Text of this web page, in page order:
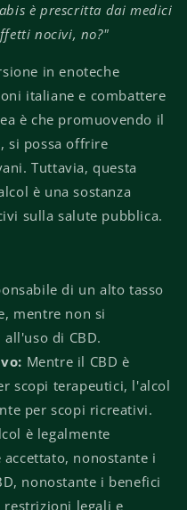
è prescritta dai medici
nocivi, no?"
in enoteche
italiane e combattere
è che promuovendo il
si possa offrire
Tuttavia, questa
è una sostanza
sulla salute pubblica.
di un alto tasso
mentre non si
di CBD.
Mentre il CBD è
scopi terapeutici, l'alcol
per scopi ricreativi.
è legalmente
nonostante i
nonostante i benefici
legali e